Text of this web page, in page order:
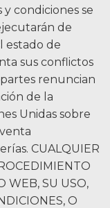
condiciones se
de
estado de
sus conflictos
renuncian
de la
Unidas sobre
CUALQUIER
WEB, SU USO,
O